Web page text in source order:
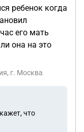
ребенок когда
его мать
она на это
г. Москва
что